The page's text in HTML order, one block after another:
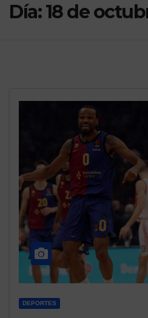
Día:18 de
DEPORTES